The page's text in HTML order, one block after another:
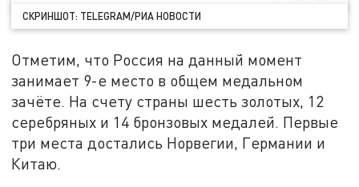
СКРИНШОТ: TELEGRAM/РИА НОВОСТИ
Отметим, что Россия на данный момент
занимает 9-е место в общем медальном
зачёте. На счету страны шесть золотых, 12
серебряных и 14 бронзовых медалей. Первые
три места достались Норвегии, Германии и
Китаю.